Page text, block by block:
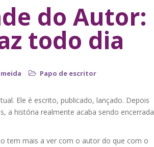
do Autor:
todo dia
Papo de escritor
Ele é escrito, publicado, lançado. Depois
a história realmente acaba sendo encerrada
tem mais a ver com o autor do que com o